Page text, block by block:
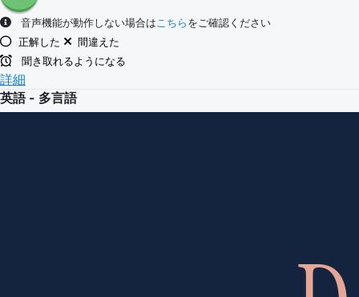
音声機能が動作しない場合はこちら をご確認ください
正解した
間違えた
聞き取れるようになる
詳細
英語 - 多言語